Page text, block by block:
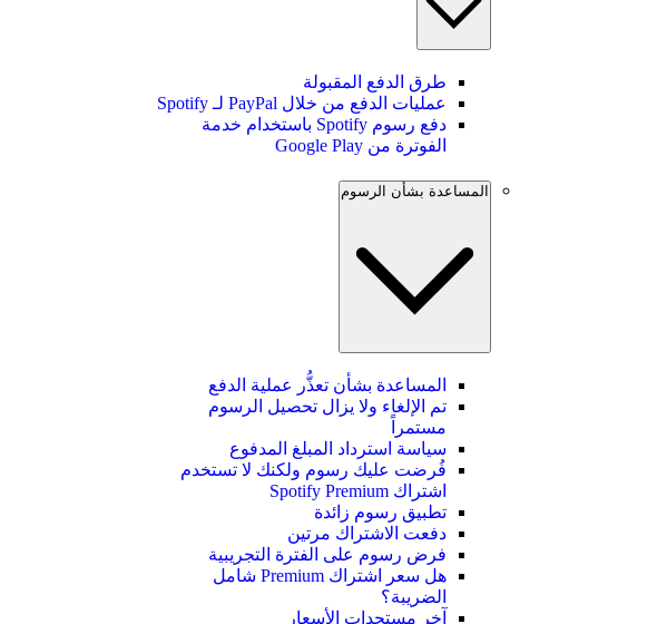
طرق الدفع المقبولة
عمليات الدفع من خلال PayPal لـ Spotify
دفع رسوم Spotify باستخدام خدمة
الفوترة من Google Play
المساعدة بشأن الرسوم
المساعدة بشأن تعذُّر عملية الدفع
تم الإلغاء ولا يزال تحصيل الرسوم
مستمراً
سياسة استرداد المبلغ المدفوع
فُرضت عليك رسوم ولكنك لا تستخدم
اشتراك Spotify Premium
تطبيق رسوم زائدة
دفعت الاشتراك مرتين
فرض رسوم على الفترة التجريبية
هل سعر اشتراك Premium شامل
الضريبة؟
آخر مستجدات الأسعار